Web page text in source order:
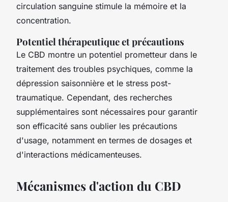
circulation sanguine stimule la mémoire et la
concentration.
Potentiel thérapeutique et précautions
Le CBD montre un potentiel prometteur dans le
traitement des troubles psychiques, comme la
dépression saisonnière et le stress post-
traumatique. Cependant, des recherches
supplémentaires sont nécessaires pour garantir
son efficacité sans oublier les précautions
d'usage, notamment en termes de dosages et
d'interactions médicamenteuses.
Mécanismes d'action du CBD